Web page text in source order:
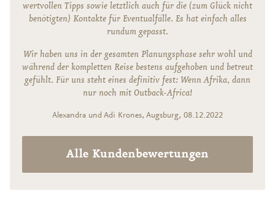
wertvollen Tipps sowie letztlich auch für die (zum Glück nicht
benötigten) Kontakte für Eventualfälle. Es hat einfach alles
rundum gepasst.
Wir haben uns in der gesamten Planungsphase sehr wohl und
während der kompletten Reise bestens aufgehoben und betreut
gefühlt. Für uns steht eines definitiv fest: Wenn Afrika, dann
nur noch mit Outback-Africa!
Alexandra und Adi Krones, Augsburg, 08.12.2022
Alle Kundenbewertungen